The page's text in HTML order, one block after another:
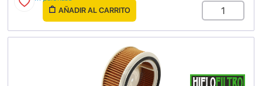
AÑADIR AL CARRITO